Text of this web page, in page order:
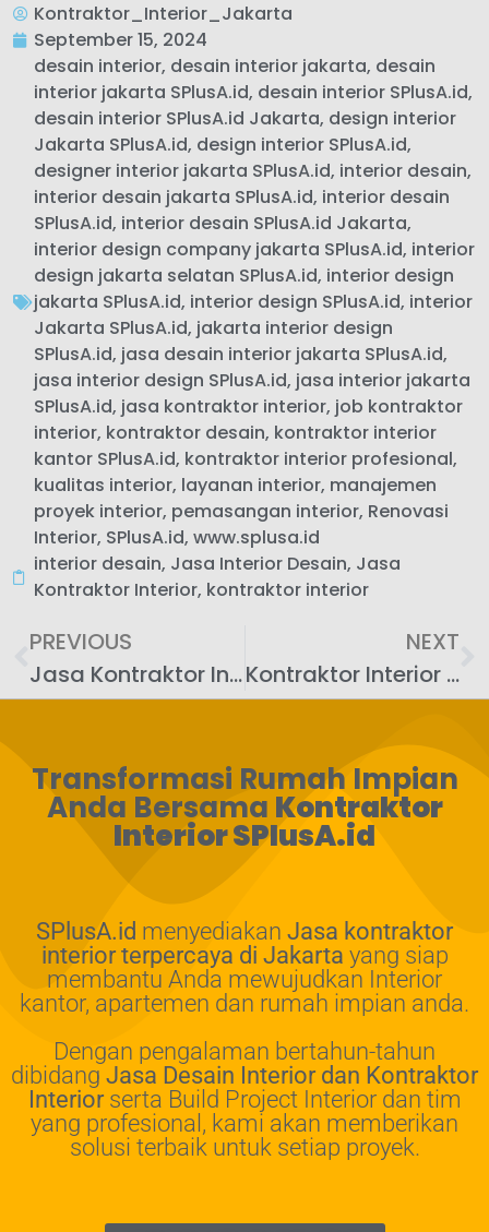
Kontraktor_Interior_Jakarta
September 15, 2024
desain interior, desain interior jakarta, desain
interior jakarta SPlusA.id, desain interior SPlusA.id,
desain interior SPlusA.id Jakarta, design interior
Jakarta SPlusA.id, design interior SPlusA.id,
designer interior jakarta SPlusA.id, interior desain,
interior desain jakarta SPlusA.id, interior desain
SPlusA.id, interior desain SPlusA.id Jakarta,
interior design company jakarta SPlusA.id, interior
design jakarta selatan SPlusA.id, interior design
jakarta SPlusA.id, interior design SPlusA.id, interior
Jakarta SPlusA.id, jakarta interior design
SPlusA.id, jasa desain interior jakarta SPlusA.id,
jasa interior design SPlusA.id, jasa interior jakarta
SPlusA.id, jasa kontraktor interior, job kontraktor
interior, kontraktor desain, kontraktor interior
kantor SPlusA.id, kontraktor interior profesional,
kualitas interior, layanan interior, manajemen
proyek interior, pemasangan interior, Renovasi
Interior, SPlusA.id, www.splusa.id
interior desain, Jasa Interior Desain, Jasa
Kontraktor Interior, kontraktor interior
PREVIOUS
Jasa Kontraktor Interior Surabaya SPlusA.id: Panduan Lengkap untuk Memilih dan Menggunakan Kontraktor Terbaik
NEXT
Kontraktor Interior Kitchen Set SPlusA.id: Panduan Komprehensif untuk Desain dan Pemasangan
Transformasi Rumah Impian
Anda Bersama Kontraktor
Interior SPlusA.id
SPlusA.id menyediakan Jasa kontraktor
interior terpercaya di Jakarta yang siap
membantu Anda mewujudkan Interior
kantor, apartemen dan rumah impian anda.
Dengan pengalaman bertahun-tahun
dibidang Jasa Desain Interior dan Kontraktor
Interiorserta Build Project Interior dan tim
yang profesional, kami akan memberikan
solusi terbaik untuk setiap proyek.